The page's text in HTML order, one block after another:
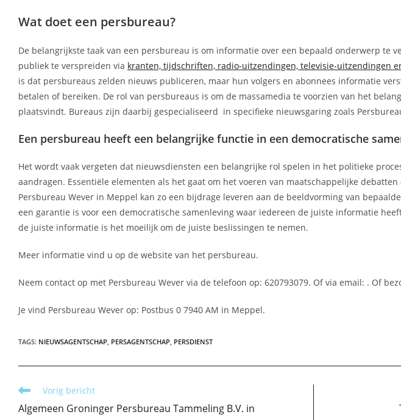
Wat doet een persbureau?
De belangrijkste taak van een persbureau is om informatie over een bepaald onderwerp te
publiek te verspreiden via kranten, tijdschriften, radio-uitzendingen, televisie-uitzendingen
is dat persbureaus zelden nieuws publiceren, maar hun volgers en abonnees informatie
betalen of bereiken. De rol van persbureaus is om de massamedia te voorzien van het
plaatsvindt. Bureaus zijn daarbij gespecialiseerd in specifieke nieuwsgaring zoals
Een persbureau heeft een belangrijke functie in een democratische
Het wordt vaak vergeten dat nieuwsdiensten een belangrijke rol spelen in het politieke
aandragen. Essentiële elementen als het gaat om het voeren van maatschappelijke
Persbureau Wever in Meppel kan zo een bijdrage leveren aan de beeldvorming van
een garantie is voor een democratische samenleving waar iedereen de juiste informatie
de juiste informatie is het moeilijk om de juiste beslissingen te nemen.
Meer informatie vind u op de website van het persbureau.
Neem contact op met Persbureau Wever via de telefoon op: 620793079. Of via email: . Of
Je vind Persbureau Wever op: Postbus 0 7940 AM in Meppel.
TAGS: NIEUWSAGENTSCHAP PERSAGENTSCHAP PERSDIENST
Lees
meer
artikelen
Vorig bericht
Algemeen Groninger Persbureau Tammeling B.V. in